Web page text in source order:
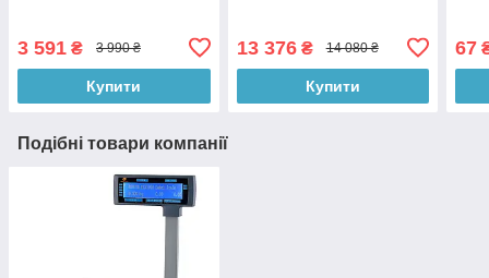
3 591 ₴ 3 990 ₴
Купити
13 376₴ 14 080 ₴
Купити
67
Подібні товари компанії